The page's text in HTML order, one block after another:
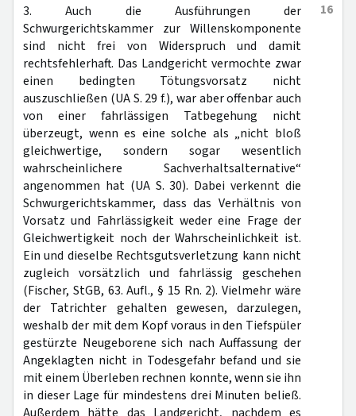
16
3. Auch die Ausführungen der
Schwurgerichtskammer zur Willenskomponente
sind nicht frei von Widerspruch und damit
rechtsfehlerhaft. Das Landgericht vermochte zwar
einen bedingten Tötungsvorsatz nicht
auszuschließen (UA S. 29 f.), war aber offenbar auch
von einer fahrlässigen Tatbegehung nicht
überzeugt, wenn es eine solche als „nicht bloß
gleichwertige, sondern sogar wesentlich
wahrscheinlichere Sachverhaltsalternative“
angenommen hat (UA S. 30). Dabei verkennt die
Schwurgerichtskammer, dass das Verhältnis von
Vorsatz und Fahrlässigkeit weder eine Frage der
Gleichwertigkeit noch der Wahrscheinlichkeit ist.
Ein und dieselbe Rechtsgutsverletzung kann nicht
zugleich vorsätzlich und fahrlässig geschehen
(Fischer, StGB, 63. Aufl., § 15 Rn. 2). Vielmehr wäre
der Tatrichter gehalten gewesen, darzulegen,
weshalb der mit dem Kopf voraus in den Tiefspüler
gestürzte Neugeborene sich nach Auffassung der
Angeklagten nicht in Todesgefahr befand und sie
mit einem Überleben rechnen konnte, wenn sie ihn
in dieser Lage für mindestens drei Minuten beließ.